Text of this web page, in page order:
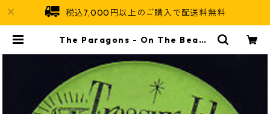
税込7,000円以上のご購入で配送料無料
The Paragons - On The Beach